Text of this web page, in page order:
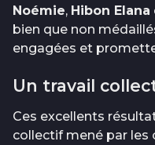
Noémie, Hibon Elana
bien que non
engagées et
Un travail
Ces excellents
collectif mené par les